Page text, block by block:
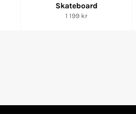
Skateboard
Ordinarie
1 199 kr